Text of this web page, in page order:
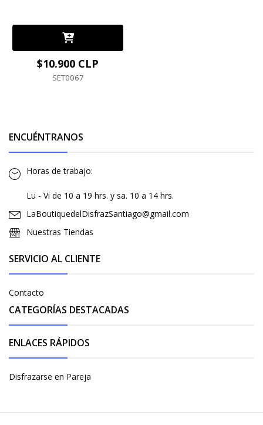
$10.900 CLP
SET0067
ENCUÉNTRANOS
Horas de trabajo:
Lu - Vi de 10 a 19 hrs. y sa. 10 a 14 hrs.
LaBoutiquedelDisfrazSantiago@gmail.com
Nuestras Tiendas
SERVICIO AL CLIENTE
Contacto
CATEGORÍAS DESTACADAS
ENLACES RÁPIDOS
Disfrazarse en Pareja